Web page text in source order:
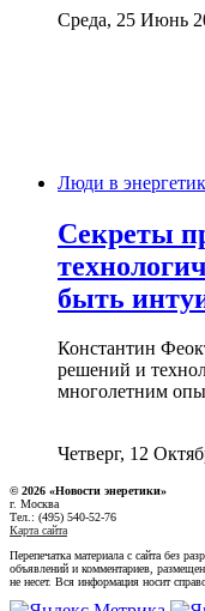
Среда, 25 Июнь
Люди в
Секреты
быть
Константин
решений и
многолетним
Четверг, 12
© 2026 «Новости энеретики»
г. Москва
Тел.: (495) 540-52-76
Карта сайта
Перепечатка материала с сайта без
объявлений и комментариев,
не несет. Вся информация носит